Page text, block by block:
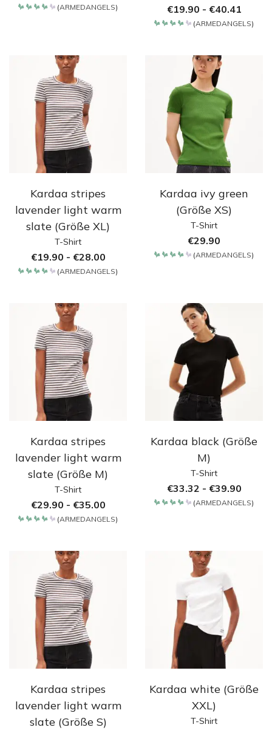
(ARMEDANGELS) €19.90 - €40.41
(ARMEDANGELS)
Kardaa stripes
lavender light warm
slate (Größe XL)
T-Shirt
€19.90 - €28.00
(ARMEDANGELS)
Kardaa ivy green
(Größe XS)
T-Shirt
€29.90
(ARMEDANGELS)
Kardaa stripes
lavender light warm
slate (Größe M)
T-Shirt
€29.90 - €35.00
(ARMEDANGELS)
Kardaa black (Größe
M)
T-Shirt
€33.32 - €39.90
(ARMEDANGELS)
Kardaa stripes
lavender light warm
slate (Größe S)
Kardaa white (Größe
XXL)
T-Shirt